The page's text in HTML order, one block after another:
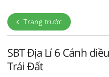
Trang trước
SBT Địa Lí 6 Cánh
Trái Đất